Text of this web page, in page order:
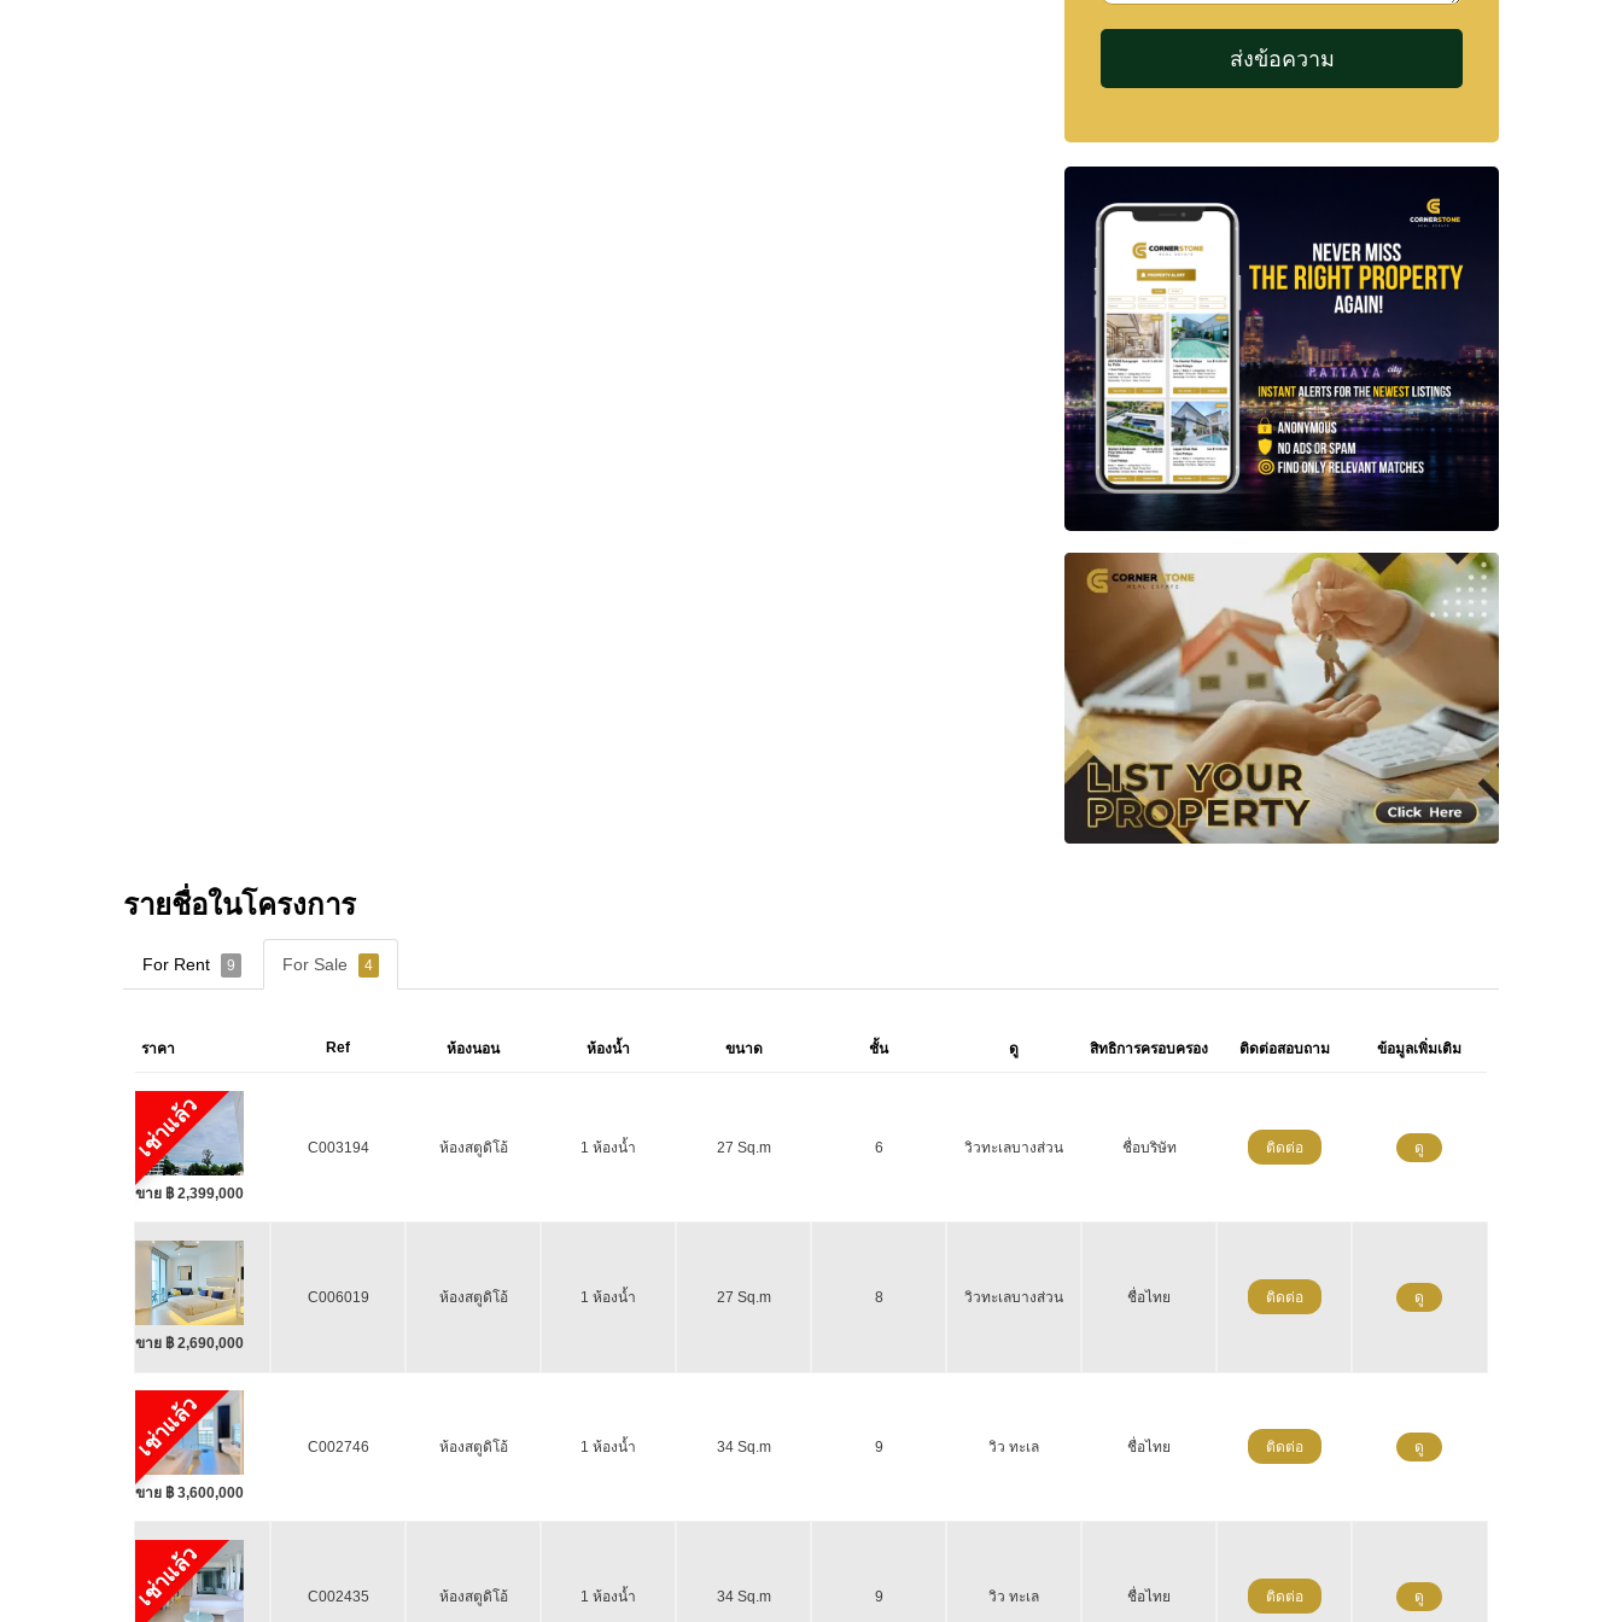
รายชื่อในโครงการ
For Rent 9 For Sale 4
ราคา Ref ห้องนอน ห้องน้ำ ขนาด ชั้น ดู สิทธิการครอบครอง ติดต่อสอบถาม ข้อมูลเพิ่มเติม
เช่าแล้ว
ขาย ฿ 2,399,000
C003194 ห้องสตูดิโอ้ 1 ห้องน้ำ 27 Sq.m 6 วิวทะเลบางส่วน ชื่อบริษัท ติดต่อ ดู
ขาย ฿ 2,690,000
C006019 ห้องสตูดิโอ้ 1 ห้องน้ำ 27 Sq.m 8 วิวทะเลบางส่วน ชื่อไทย ติดต่อ ดู
เช่าแล้ว
ขาย ฿ 3,600,000
C002746 ห้องสตูดิโอ้ 1 ห้องน้ำ 34 Sq.m 9 วิว ทะเล ชื่อไทย ติดต่อ ดู
เช่าแล้ว C002435 ห้องสตูดิโอ้ 1 ห้องน้ำ 34 Sq.m 9 วิว ทะเล ชื่อไทย ติดต่อ ดู